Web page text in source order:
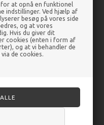
at opnå en funktionel
indstillinger. Ved hjælp af
besøg på vores side
og at vores
Hvis du giver dit
cookies (enten i form af
og at vi behandler de
de cookies.